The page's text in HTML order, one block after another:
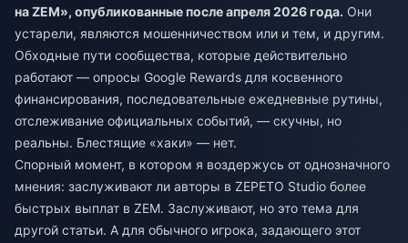
на ZEM», опубликованные после апреля 2026 года. Они
устарели, являются мошенничеством или и тем, и другим.
Обходные пути сообщества, которые действительно
работают — опросы Google Rewards для косвенного
финансирования, последовательные ежедневные рутины,
отслеживание официальных событий, — скучны, но
реальны. Блестящие «хаки» — нет.
Спорный момент, в котором я воздержусь от однозначного
мнения: заслуживают ли авторы в ZEPETO Studio более
быстрых выплат в ZEM. Заслуживают, но это тема для
другой статьи. А для обычного игрока, задающего этот